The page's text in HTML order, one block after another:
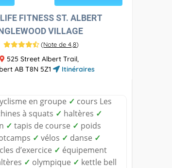
FITNESS ST. ALBERT
VILLAGE
(Note de 4,8)
525 Street Albert Trail,
AB T8N 5Z1
Itinéraires
en groupe ✓ cours Les
à squats ✓ haltères ✓
✓ tapis de course ✓ poids
✓ vélos ✓ danse ✓
d’exercice ✓ équipement
✓ olympique ✓ kettle bell